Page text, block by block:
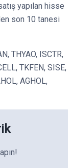
yapılan hisse
son 10 tanesi
THYAO, ISCTR,
TKFEN, SISE,
AGHOL,